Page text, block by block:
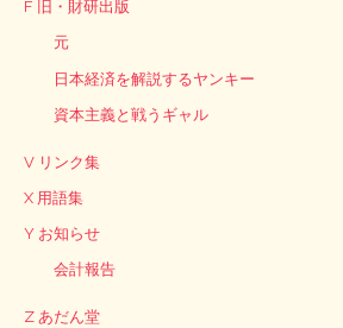
F 旧・財研出版
元
日本経済を解説するヤンキー
資本主義と戦うギャル
V リンク集
X 用語集
Y お知らせ
会計報告
Z あだん堂